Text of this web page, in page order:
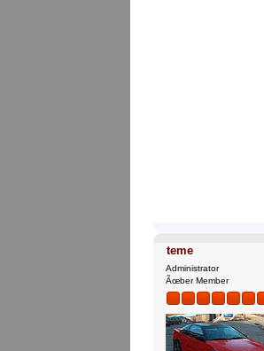
teme
Administrator
Ãœber Member